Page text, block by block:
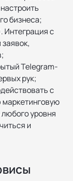
бизнеса;
Интеграция с
Telegram-
рук;
с
уровня
и